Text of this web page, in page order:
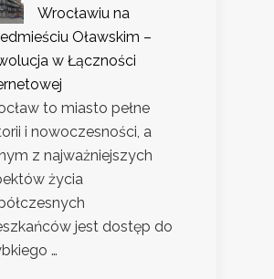
Wrocławiu na
Oławskim –
w Łączności
to miasto pełne
i nowoczesności, a
z najważniejszych
życia
jest dostęp do
…